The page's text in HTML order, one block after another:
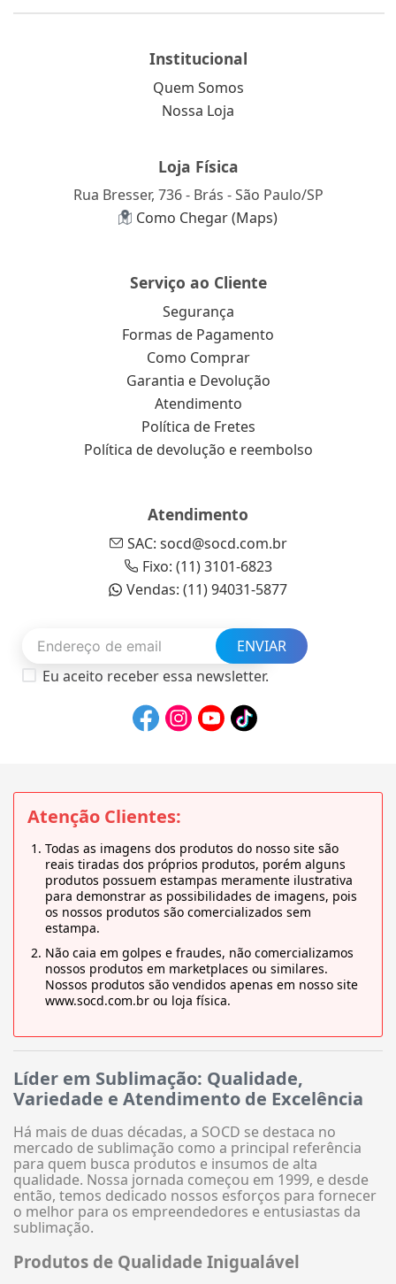
Institucional
Quem Somos
Nossa Loja
Loja Física
Rua Bresser, 736 - Brás - São Paulo/SP
Como Chegar (Maps)
Serviço ao Cliente
Segurança
Formas de Pagamento
Como Comprar
Garantia e Devolução
Atendimento
Política de Fretes
Política de devolução e reembolso
Atendimento
SAC: socd@socd.com.br
Fixo: (11) 3101-6823
Vendas: (11) 94031-5877
ENVIAR
Eu aceito receber essa newsletter.
Atenção Clientes:
Todas as imagens dos produtos do nosso site são
reais tiradas dos próprios produtos, porém alguns
produtos possuem estampas meramente ilustrativa
para demonstrar as possibilidades de imagens, pois
os nossos produtos são comercializados sem
estampa.
Não caia em golpes e fraudes, não comercializamos
nossos produtos em marketplaces ou similares.
Nossos produtos são vendidos apenas em nosso site
www.socd.com.br ou loja física.
Líder em Sublimação: Qualidade,
Variedade e Atendimento de Excelência
Há mais de duas décadas, a SOCD se destaca no
mercado de sublimação como a principal referência
para quem busca produtos e insumos de alta
qualidade. Nossa jornada começou em 1999, e desde
então, temos dedicado nossos esforços para fornecer
o melhor para os empreendedores e entusiastas da
sublimação.
Produtos de Qualidade Inigualável